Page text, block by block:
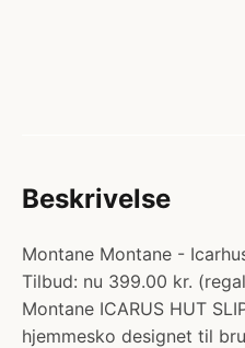
Beskrivelse
Montane Montane -
Tilbud: nu 399.00 kr.
Montane ICARUS HUT
hjemmesko designet til